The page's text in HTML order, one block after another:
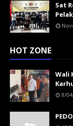
Sat
HOT ZONE
Wali
8/